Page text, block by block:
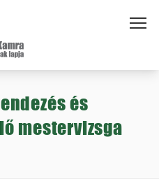
és
mestervizsga